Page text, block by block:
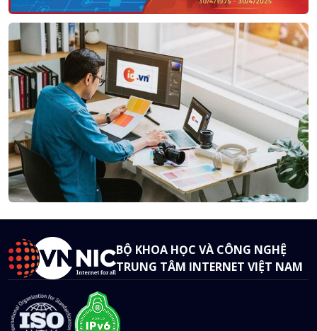
BỘ KHOA HỌC VÀ CÔNG NGHỆ
TRUNG TÂM INTERNET VIỆT NAM